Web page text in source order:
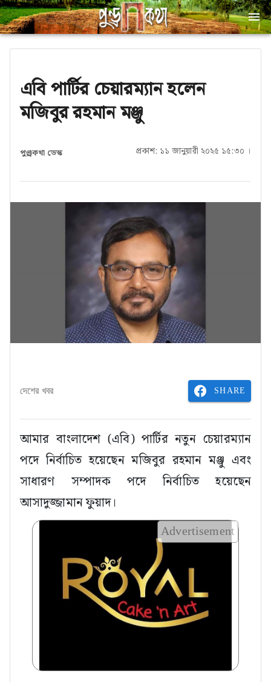
এবি পার্টির চেয়ারম্যান হলেন
মজিবুর রহমান মঞ্জু
পুণ্ড্রকথা ডেস্ক প্রকাশ: ১১ জানুয়ারী ২০২৫ ১৫:৩০ ।
দেশের খবর SHARE
আমার বাংলাদেশ (এবি) পার্টির নতুন চেয়ারম্যান
পদে নির্বাচিত হয়েছেন মজিবুর রহমান মঞ্জু এবং
সাধারণ সম্পাদক পদে নির্বাচিত হয়েছেন
আসাদুজ্জামান ফুয়াদ।
Advertisement